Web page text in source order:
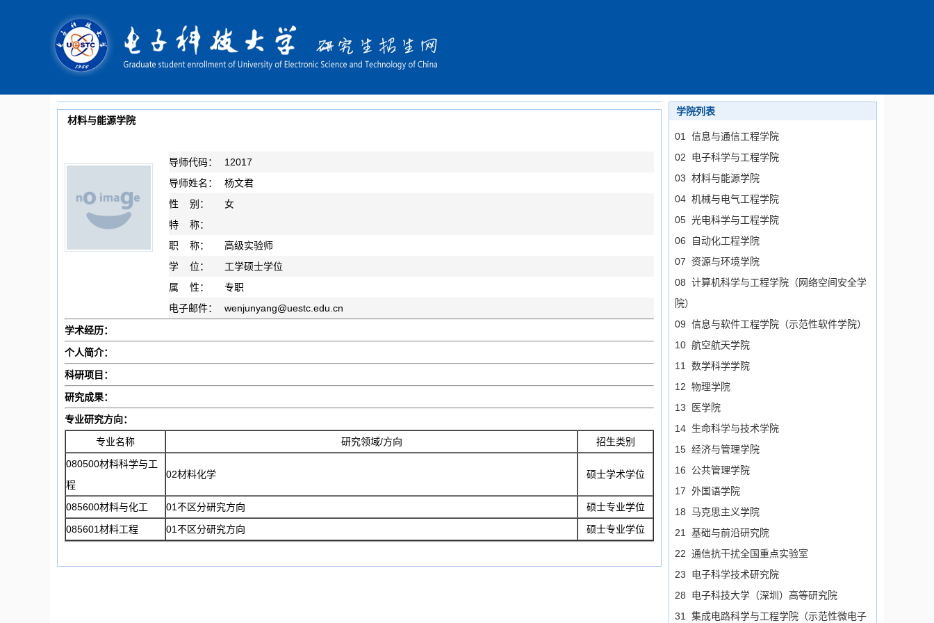
材料与能源学院
导师代码：
12017
导师姓名：
杨文君
性 别：
女
特 称：
职 称：
高级实验师
学 位：
工学硕士学位
属 性：
专职
电子邮件：
wenjunyang@uestc.edu.cn
学术经历：
个人简介：
科研项目：
研究成果：
专业研究方向：
专业名称
研究领域/方向
招生类别
080500材料科学与工
程
02材料化学 硕士学术学位
085600材料与化工 01不区分研究方向
硕士专业学位
085601材料工程
01不区分研究方向 硕士专业学位
学院列表
01 信息与通信工程学院
02 电子科学与工程学院
03 材料与能源学院
04 机械与电气工程学院
05 光电科学与工程学院
06 自动化工程学院
07 资源与环境学院
08 计算机科学与工程学院（网络空间安全学
院）
09 信息与软件工程学院（示范性软件学院）
10 航空航天学院
11 数学科学学院
12 物理学院
13 医学院
14 生命科学与技术学院
15 经济与管理学院
16 公共管理学院
17 外国语学院
18 马克思主义学院
21 基础与前沿研究院
22 通信抗干扰全国重点实验室
23 电子科学技术研究院
28 电子科技大学（深圳）高等研究院
31 集成电路科学与工程学院（示范性微电子